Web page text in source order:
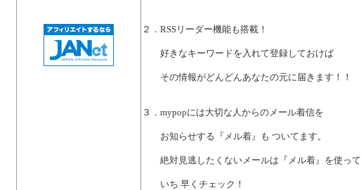
２．RSSリーダー機能も搭載！
好きなキーワードを入れて登録しておけば
その情報がどんどんあなたの元に届きます！！
３．mypopには大切な人からのメール着信を
お知らせする『メル着』も ついてます。
絶対見逃したくないメールは『メル着』を使って
いち 早くチェック！